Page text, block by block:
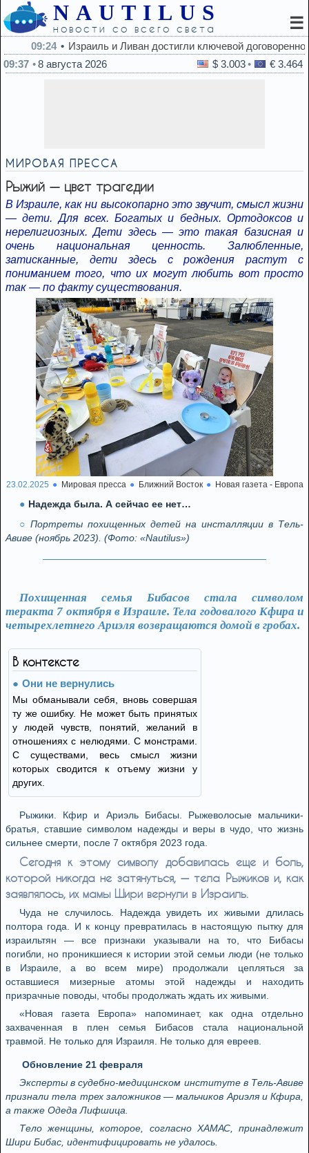
NAUTILUS
новости со всего света ☰
Израиль и Ливан достигли ключевой договоренности
09:37
8 августа 2026 $ 3.003 € 3.464
МИРОВАЯ ПРЕССА
Рыжий — цвет трагедии
В Израиле, как ни высокопарно это звучит, смысл жизни
— дети. Для всех. Богатых и бедных. Ортодоксов и
нерелигиозных. Дети здесь — это такая базисная и
очень национальная ценность. Залюбленные,
затисканные, дети здесь с рождения растут с
пониманием того, что их могут любить вот просто
так — по факту существования.
23.02.2025 Мировая пресса Ближний Восток Новая газета - Европа
Надежда была. А сейчас ее нет…
Портреты похищенных детей на инсталляции в Тель-
Авиве (ноябрь 2023). (Фото: «Nautilus»)
Похищенная семья Бибасов стала символом
теракта 7 октября в Израиле. Тела годовалого Кфира и
четырехлетнего Ариэля возвращаются домой в гробах.
В контексте
Они не вернулись
Мы обманывали себя, вновь совершая
ту же ошибку. Не может быть принятых
у людей чувств, понятий, желаний в
отношениях с нелюдями. С монстрами.
С существами, весь смысл жизни
которых сводится к отъему жизни у
других.
Рыжики. Кфир и Ариэль Бибасы. Рыжеволосые мальчики-
братья, ставшие символом надежды и веры в чудо, что жизнь
сильнее смерти, после 7 октября 2023 года.
Сегодня к этому символу добавилась еще и боль,
которой никогда не затянуться, — тела Рыжиков и, как
заявлялось, их мамы Шири вернули в Израиль.
Чуда не случилось. Надежда увидеть их живыми длилась
полтора года. И к концу превратилась в настоящую пытку для
израильтян — все признаки указывали на то, что Бибасы
погибли, но проникшиеся к истории этой семьи люди (не только
в Израиле, а во всем мире) продолжали цепляться за
оставшиеся мизерные атомы этой надежды и находить
призрачные поводы, чтобы продолжать ждать их живыми.
«Новая газета Европа» напоминает, как одна отдельно
захваченная в плен семья Бибасов стала национальной
травмой. Не только для Израиля. Не только для евреев.
Обновление 21 февраля
Эксперты в судебно-медицинском институте в Тель-Авиве
признали тела трех заложников — мальчиков Ариэля и Кфира,
а также Одеда Лифшица.
Тело женщины, которое, согласно ХАМАС, принадлежит
Шири Бибас, идентифицировать не удалось.